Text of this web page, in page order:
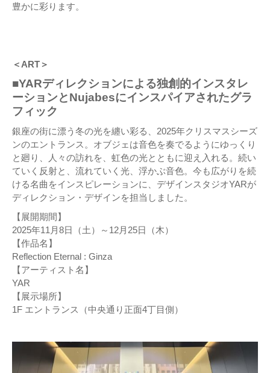
豊かに彩ります。
＜ART＞
■YARディレクションによる独創的インスタレ
ーションとNujabesにインスパイアされたグラ
フィック
銀座の街に漂う冬の光を纏い彩る、2025年クリスマスシーズ
ンのエントランス。オブジェは音色を奏でるようにゆっくり
と廻り、人々の訪れを、虹色の光とともに迎え入れる。続い
ていく反射と、流れていく光、浮かぶ音色。今も広がりを続
ける名曲をインスピレーションに、デザインスタジオYARが
ディレクション・デザインを担当しました。
【展開期間】
2025年11月8日（土）～12月25日（木）
【作品名】
Reflection Eternal : Ginza
【アーティスト名】
YAR
【展示場所】
1F エントランス（中央通り正面4丁目側）